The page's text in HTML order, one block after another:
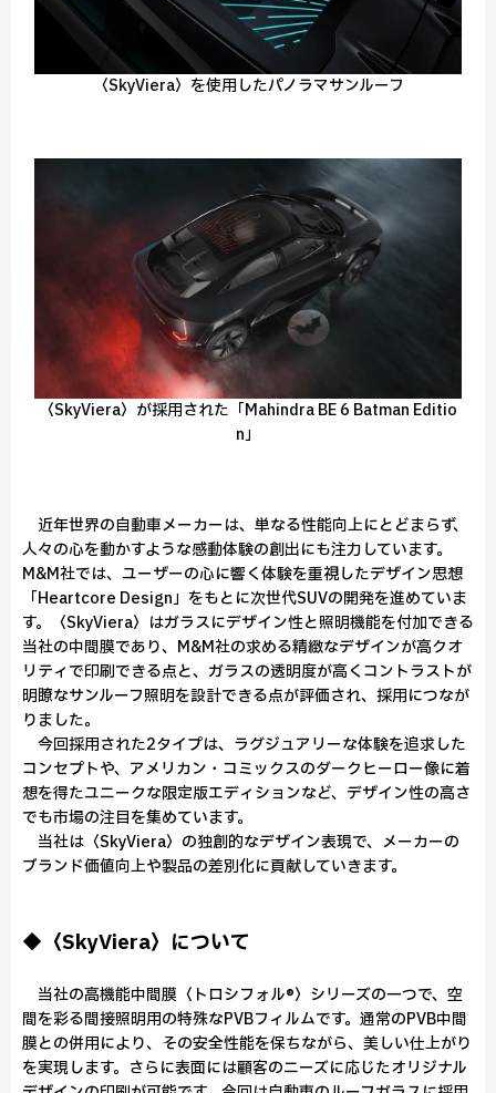
〈SkyViera〉を使用したパノラマサンルーフ
〈SkyViera〉が採用された「Mahindra BE 6 Batman Editio
n」
近年世界の自動車メーカーは、単なる性能向上にとどまらず、
人々の心を動かすような感動体験の創出にも注力しています。
M&M社では、ユーザーの心に響く体験を重視したデザイン思想
「Heartcore Design」をもとに次世代SUVの開発を進めていま
す。〈SkyViera〉はガラスにデザイン性と照明機能を付加できる
当社の中間膜であり、M&M社の求める精緻なデザインが高クオ
リティで印刷できる点と、ガラスの透明度が高くコントラストが
明瞭なサンルーフ照明を設計できる点が評価され、採用につなが
りました。
今回採用された2タイプは、ラグジュアリーな体験を追求した
コンセプトや、アメリカン・コミックスのダークヒーロー像に着
想を得たユニークな限定版エディションなど、デザイン性の高さ
でも市場の注目を集めています。
当社は〈SkyViera〉の独創的なデザイン表現で、メーカーの
ブランド価値向上や製品の差別化に貢献していきます。
◆〈SkyViera〉について
当社の高機能中間膜〈トロシフォル®〉シリーズの一つで、空
間を彩る間接照明用の特殊なPVBフィルムです。通常のPVB中間
膜との併用により、その安全性能を保ちながら、美しい仕上がり
を実現します。さらに表面には顧客のニーズに応じたオリジナル